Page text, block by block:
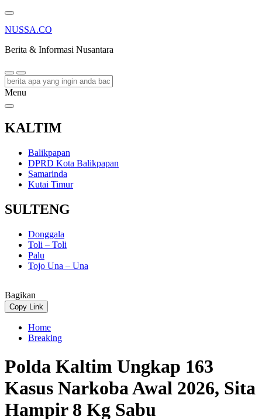
NUSSA.CO
Berita & Informasi Nusantara
Menu
KALTIM
Balikpapan
DPRD Kota Balikpapan
Samarinda
Kutai Timur
SULTENG
Donggala
Toli – Toli
Palu
Tojo Una – Una
Bagikan
Copy Link
Home
Breaking
Polda Kaltim Ungkap 163
Kasus Narkoba Awal 2026, Sita
Hampir 8 Kg Sabu